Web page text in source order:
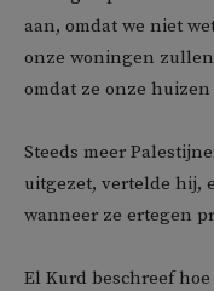
aan, omdat we niet
onze woningen
omdat ze onze
Steeds meer
uitgezet, vertelde hij,
wanneer ze ertegen
El Kurd beschreef